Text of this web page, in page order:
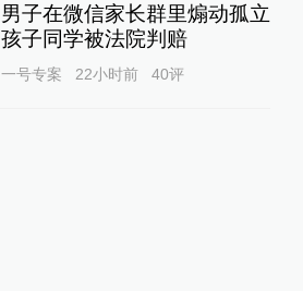
男子在微信家长群里煽动孤立
孩子同学被法院判赔
一号专案 22小时前 40评